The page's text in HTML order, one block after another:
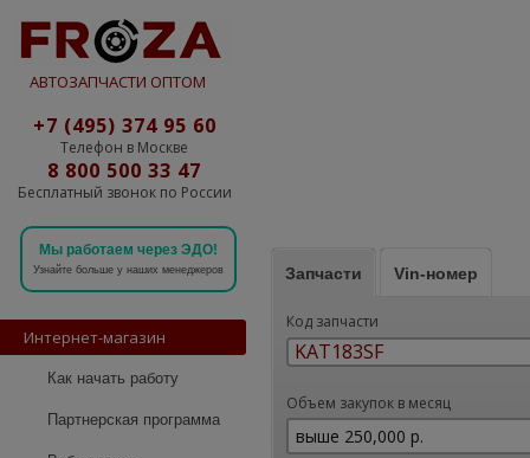
АВТОЗАПЧАСТИ ОПТОМ
+7 (495) 374 95 60
Телефон в Москве
8 800 500 33 47
Бесплатный звонок по России
Мы работаем через ЭДО!
Узнайте больше у наших менеджеров
Интернет-магазин
Как начать работу
Партнерская программа
Запчасти Vin-номер
Код запчасти
Объем закупок в месяц